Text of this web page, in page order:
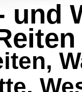
und